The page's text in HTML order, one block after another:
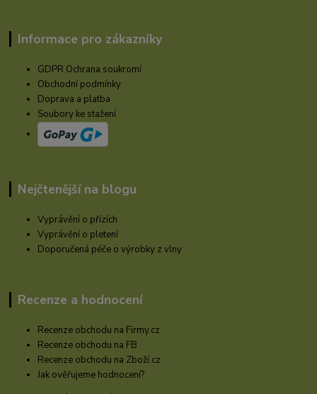
Informace pro zákazníky
GDPR Ochrana soukromí
Obchodní podmínky
Doprava a platba
Soubory ke stažení
Nejčtenější na blogu
Vyprávění o přízích
Vyprávění o pletení
Doporučená péče o výrobky z vlny
Recenze a hodnocení
Recenze obchodu na Firmy.cz
Recenze obchodu na FB
Recenze obchodu na Zboží.cz
Jak ověřujeme hodnocení?